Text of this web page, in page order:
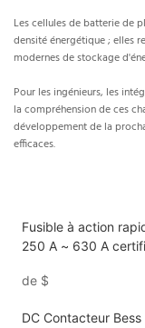
Les cellules de batterie de
densité énergétique ; elles
modernes de stockage
Pour les ingénieurs, les
la compréhension de ces
développement de la
efficaces.
Fusible à action
250 A ~ 630 A
de $
DC Contacteur